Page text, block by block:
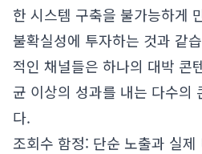
한 시스템 구축을 불가능하게
불확실성에 투자하는 것과 같
적인 채널들은 하나의 대박 콘
균 이상의 성과를 내는 다수의
다.
조회수 함정: 단순 노출과 실